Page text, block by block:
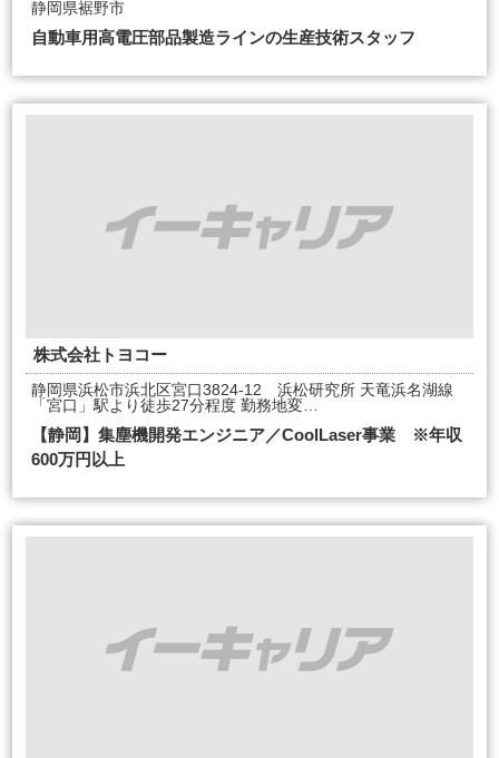
静岡県裾野市
自動車用高電圧部品製造ラインの生産技術スタッフ
株式会社トヨコー
静岡県浜松市浜北区宮口3824-12 浜松研究所 天竜浜名湖線
「宮口」駅より徒歩27分程度 勤務地変…
【静岡】集塵機開発エンジニア／CoolLaser事業 ※年収
600万円以上